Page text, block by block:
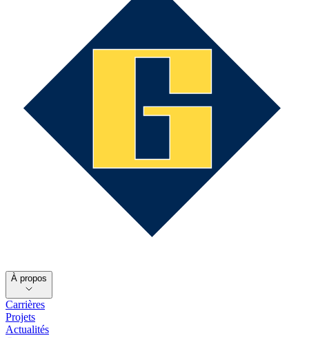
À propos
Carrières
Projets
Actualités